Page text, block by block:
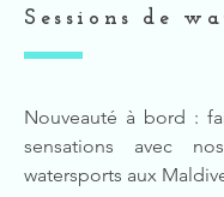
Sessions de
Nouveauté à bord :
sensations avec
watersports aux